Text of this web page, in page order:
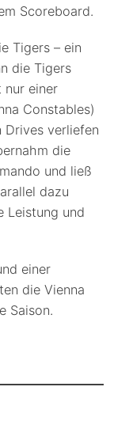
Scoreboard.
Tigers – ein
die Tigers
nur einer
Constables)
Drives verliefen
die
und ließ
dazu
Leistung und
einer
die Vienna
Saison.